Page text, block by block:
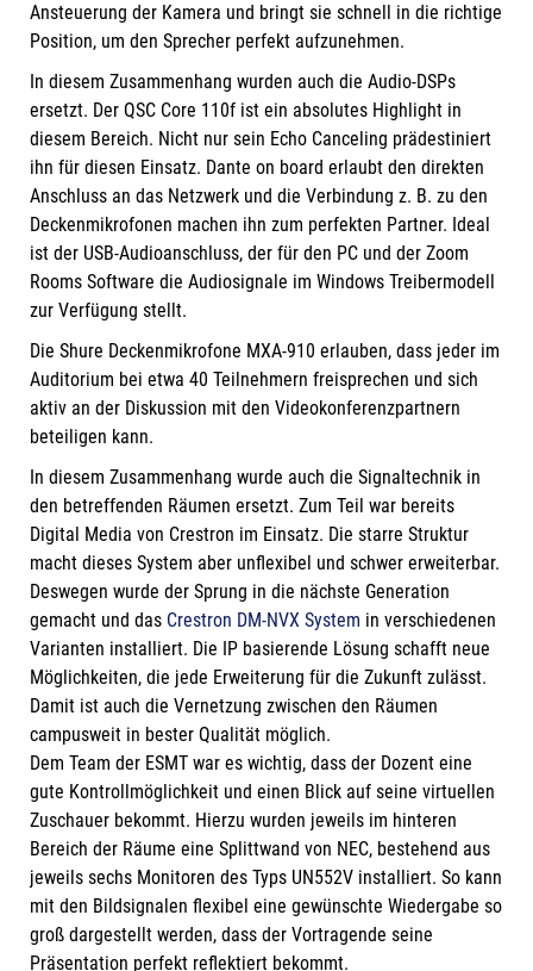
Ansteuerung der Kamera und bringt sie schnell in die richtige
Position, um den Sprecher perfekt aufzunehmen.
In diesem Zusammenhang wurden auch die Audio-DSPs
ersetzt. Der QSC Core 110f ist ein absolutes Highlight in
diesem Bereich. Nicht nur sein Echo Canceling prädestiniert
ihn für diesen Einsatz. Dante on board erlaubt den direkten
Anschluss an das Netzwerk und die Verbindung z. B. zu den
Deckenmikrofonen machen ihn zum perfekten Partner. Ideal
ist der USB-Audioanschluss, der für den PC und der Zoom
Rooms Software die Audiosignale im Windows Treibermodell
zur Verfügung stellt.
Die Shure Deckenmikrofone MXA-910 erlauben, dass jeder im
Auditorium bei etwa 40 Teilnehmern freisprechen und sich
aktiv an der Diskussion mit den Videokonferenzpartnern
beteiligen kann.
In diesem Zusammenhang wurde auch die Signaltechnik in
den betreffenden Räumen ersetzt. Zum Teil war bereits
Digital Media von Crestron im Einsatz. Die starre Struktur
macht dieses System aber unflexibel und schwer erweiterbar.
Deswegen wurde der Sprung in die nächste Generation
gemacht und das Crestron DM-NVX System in verschiedenen
Varianten installiert. Die IP basierende Lösung schafft neue
Möglichkeiten, die jede Erweiterung für die Zukunft zulässt.
Damit ist auch die Vernetzung zwischen den Räumen
campusweit in bester Qualität möglich.
Dem Team der ESMT war es wichtig, dass der Dozent eine
gute Kontrollmöglichkeit und einen Blick auf seine virtuellen
Zuschauer bekommt. Hierzu wurden jeweils im hinteren
Bereich der Räume eine Splittwand von NEC, bestehend aus
jeweils sechs Monitoren des Typs UN552V installiert. So kann
mit den Bildsignalen flexibel eine gewünschte Wiedergabe so
groß dargestellt werden, dass der Vortragende seine
Präsentation perfekt reflektiert bekommt.